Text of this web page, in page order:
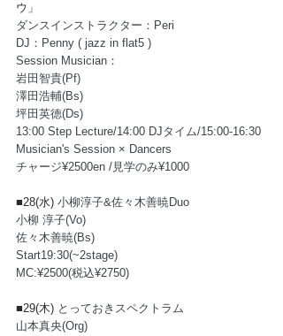
ウ」
ダンスインストラクター：Peri
DJ：Penny ( jazz in flat5 )
Session Musician：
岩田智貴(Pf)
澤田浩輔(Bs)
坪田英徳(Ds)
13:00 Step Lecture/14:00 DJタイム/15:00-16:30
Musician's Session × Dancers
チャージ¥2500en /見学のみ¥1000
■28(水) 小柳淳子&佐々木善暁Duo
小柳 淳子(Vo)
佐々木善暁(Bs)
Start19:30(~2stage)
MC:¥2500(税込¥2750)
■29(木) とっておきスペクトラム
山本真央(Org)